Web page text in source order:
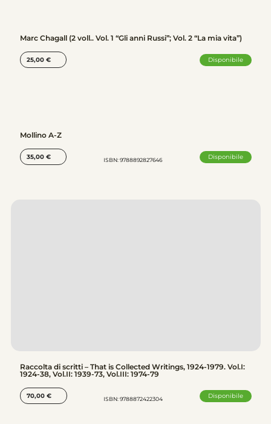
Marc Chagall (2 voll.. Vol. 1 “Gli anni Russi”; Vol. 2 “La mia vita”)
25,00 € Disponibile
Mollino A-Z
35,00 € ISBN: 9788892827646 Disponibile
Raccolta di scritti – That is Collected Writings, 1924-1979. Vol.I:
1924-38, Vol.II: 1939-73, Vol.III: 1974-79
70,00 € ISBN: 9788872422304 Disponibile